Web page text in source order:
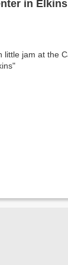
in Elkins